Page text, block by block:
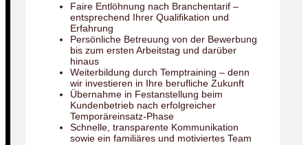
Faire Entlöhnung nach Branchentarif –
entsprechend Ihrer Qualifikation und
Erfahrung
Persönliche Betreuung von der Bewerbung
bis zum ersten Arbeitstag und darüber
hinaus
Weiterbildung durch Temptraining – denn
wir investieren in Ihre berufliche Zukunft
Übernahme in Festanstellung beim
Kundenbetrieb nach erfolgreicher
Temporäreinsatz-Phase
Schnelle, transparente Kommunikation
sowie ein familiäres und motiviertes Team